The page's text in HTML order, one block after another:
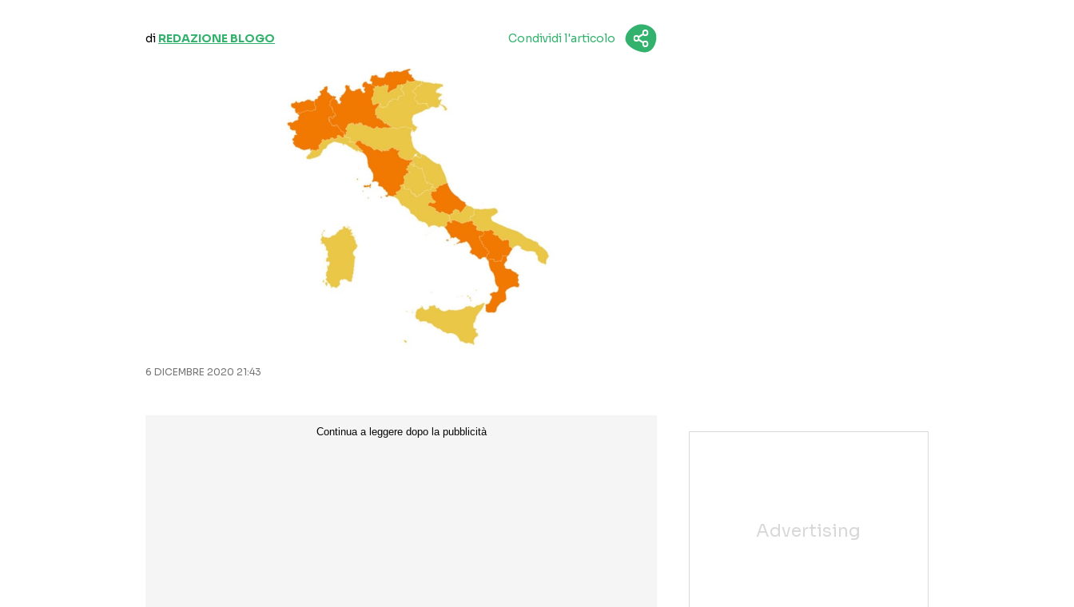
di REDAZIONE BLOGO Condividi l'articolo
6 DICEMBRE 2020 21:43